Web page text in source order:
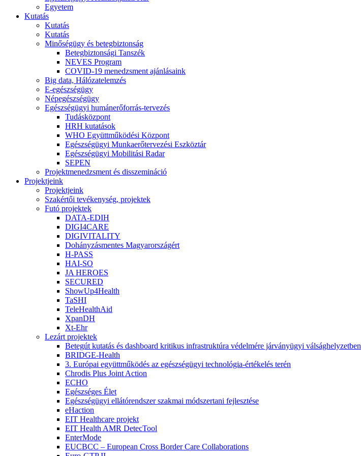
Egyetem
Kutatás
Kutatás
Kutatás
Minőségügy és betegbiztonság
Betegbiztonsági Tanszék
NEVES Program
COVID-19 menedzsment ajánlásaink
Big data, Hálózatelemzés
E-egészségügy
Népegészségügy
Egészségügyi humánerőforrás-tervezés
Tudásközpont
HRH kutatások
WHO Együttműködési Központ
Egészségügyi Munkaerőtervezési Eszköztár
Egészségügyi Mobilitási Radar
SEPEN
Projektmenedzsment és disszemináció
Projektjeink
Projektjeink
Szakértői tevékenység, projektek
Futó projektek
DATA-EDIH
DIGI4CARE
DIGIVITALITY
Dohányzásmentes Magyarországért
H-PASS
HAI-SO
JA HEROES
SECURED
ShowUp4Health
TaSHI
TeleHealthAid
XpanDH
Xt-Ehr
Lezárt projektek
Betegút kutatás és dashboard kritikus infrastruktúra védelmére járványügyi válsághelyzetben
BRIDGE-Health
3. Európai együttműködés az egészségügyi technológia-értékelés terén
Chrodis Plus Joint Action
ECHO
Egészséges Élet
Egészségügyi ellátórendszer szakmai módszertani fejlesztése
eHaction
EIT Healthcare projekt
EIT Health AMR DetecTool
EnterMode
EUCBCC – European Cross Border Care Collaborations